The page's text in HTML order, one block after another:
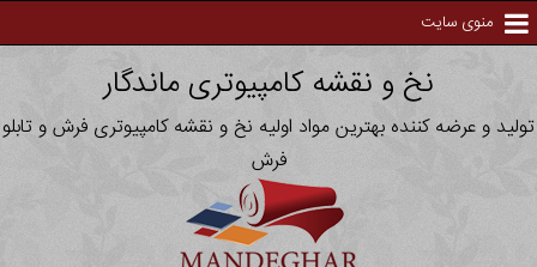
منوی سایت
نخ و نقشه کامپیوتری ماندگار
تولید و عرضه کننده بهترین مواد اولیه نخ و نقشه کامپیوتری فرش و تابلو
فرش